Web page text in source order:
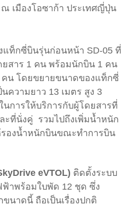
เมืองโอซาก้า ประเทศญี่ปุ่น
แท็กซี่บินรุ่นก่อนหน้า SD-05 ที่
ยสาร 1 คน พร้อมนักบิน 1 คน
คน โดยขยายขนาดของแท็กซี่
ความยาว 13 เมตร สูง 3
นการให้บริการกับผู้โดยสารที่
ะที่นั่งคู่ รวมไปถึงเพิ่มน้ำหนัก
องน้ำหนักบินขณะทำการบิน
eVTOL) ติดตั้งระบบ
ฟ้าพร้อมใบพัด 12 ชุด ซึ่ง
นาดนี้ ถือเป็นเรื่องปกติ